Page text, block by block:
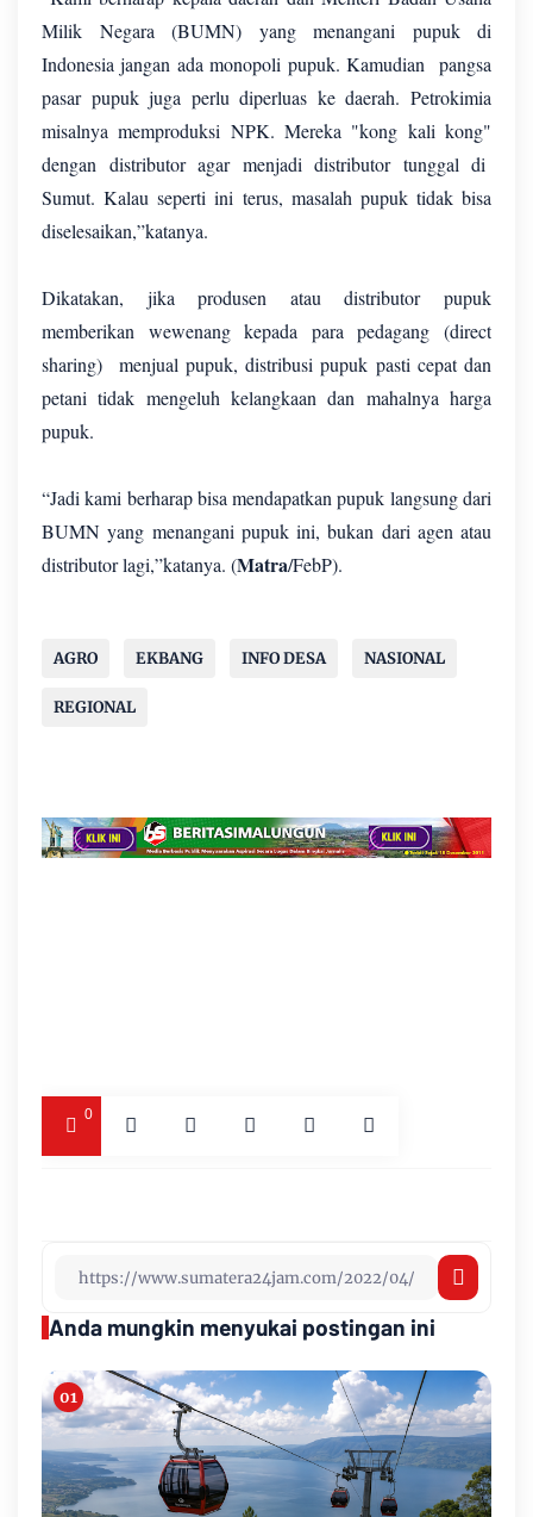
Milik Negara (BUMN) yang menangani pupuk di
Indonesia jangan ada monopoli pupuk. Kamudian pangsa
pasar pupuk juga perlu diperluas ke daerah. Petrokimia
misalnya memproduksi NPK. Mereka "kong kali kong"
dengan distributor agar menjadi distributor tunggal di
Sumut. Kalau seperti ini terus, masalah pupuk tidak bisa
diselesaikan,”katanya.
Dikatakan, jika produsen atau distributor pupuk
memberikan wewenang kepada para pedagang (direct
sharing) menjual pupuk, distribusi pupuk pasti cepat dan
petani tidak mengeluh kelangkaan dan mahalnya harga
pupuk.
“Jadi kami berharap bisa mendapatkan pupuk langsung dari
BUMN yang menangani pupuk ini, bukan dari agen atau
distributor lagi,”katanya. (Matra/FebP).
AGRO EKBANG INFO DESA NASIONAL
REGIONAL
0
Anda mungkin menyukai postingan ini